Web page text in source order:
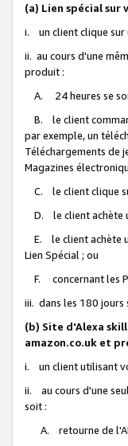
(a) Lien spécial sur
i. un client clique sur
ii. au cours d'une
produit :
A. 24 heures se
B. le client
par exemple, un
Téléchargements de
Magazines
C. le client clique
D. le client achète
E. le client achète
Lien Spécial ; ou
F. concernant les
iii. dans les 180 jours
(b) Site d'Alexa
amazon.co.uk et
i. un client utilisant
ii. au cours d'une
soit :
A. retourne de